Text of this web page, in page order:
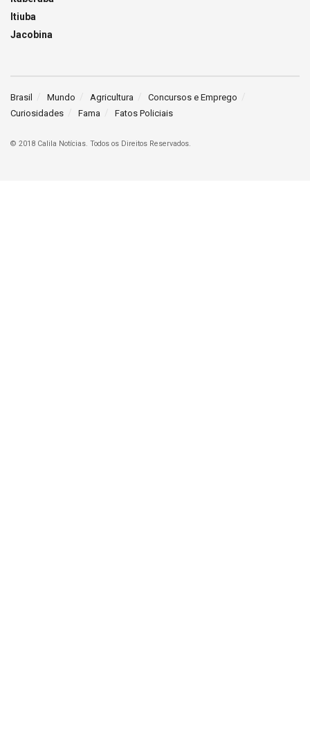
Itiuba
Jacobina
Brasil Mundo Agricultura
Concursos e Emprego
Curiosidades
Fama Fatos Policiais
© 2018 Calila Notícias. Todos os Direitos Reservados.